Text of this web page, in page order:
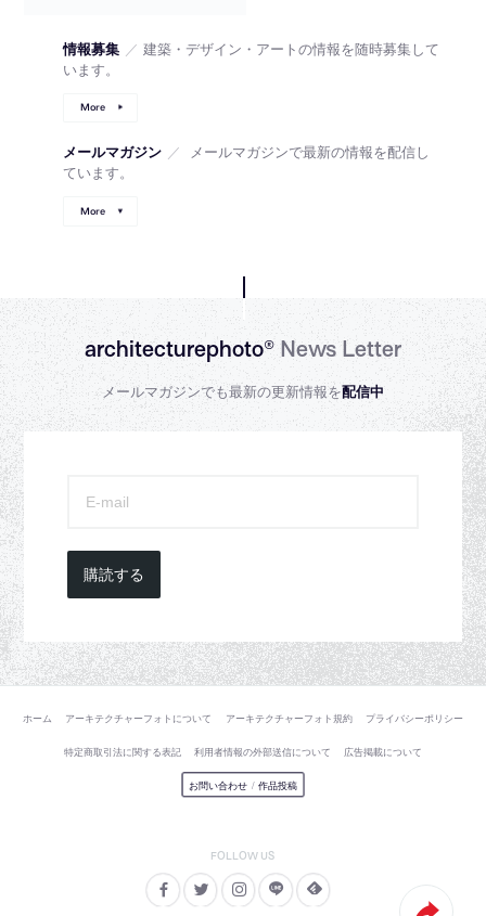
情報募集 ／ 建築・デザイン・アートの情報を随時募集して
います。
More
メールマガジン ／
メールマガジンで最新の情報を配信し
ています。
More
architecturephoto®News Letter
メールマガジンでも最新の更新情報を配信中
購読する
ホーム アーキテクチャーフォトについて アーキテクチャーフォト規約 プライバシーポリシー
特定商取引法に関する表記 利用者情報の外部送信について 広告掲載について
お問い合わせ / 作品投稿